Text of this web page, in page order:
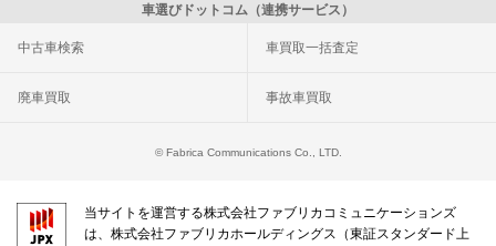
車選びドットコム（連携サービス）
中古車検索 車買取一括査定
廃車買取 事故車買取
© Fabrica Communications Co., LTD.
当サイトを運営する株式会社ファブリカコミュニケーションズ
は、株式会社ファブリカホールディングス（東証スタンダード上